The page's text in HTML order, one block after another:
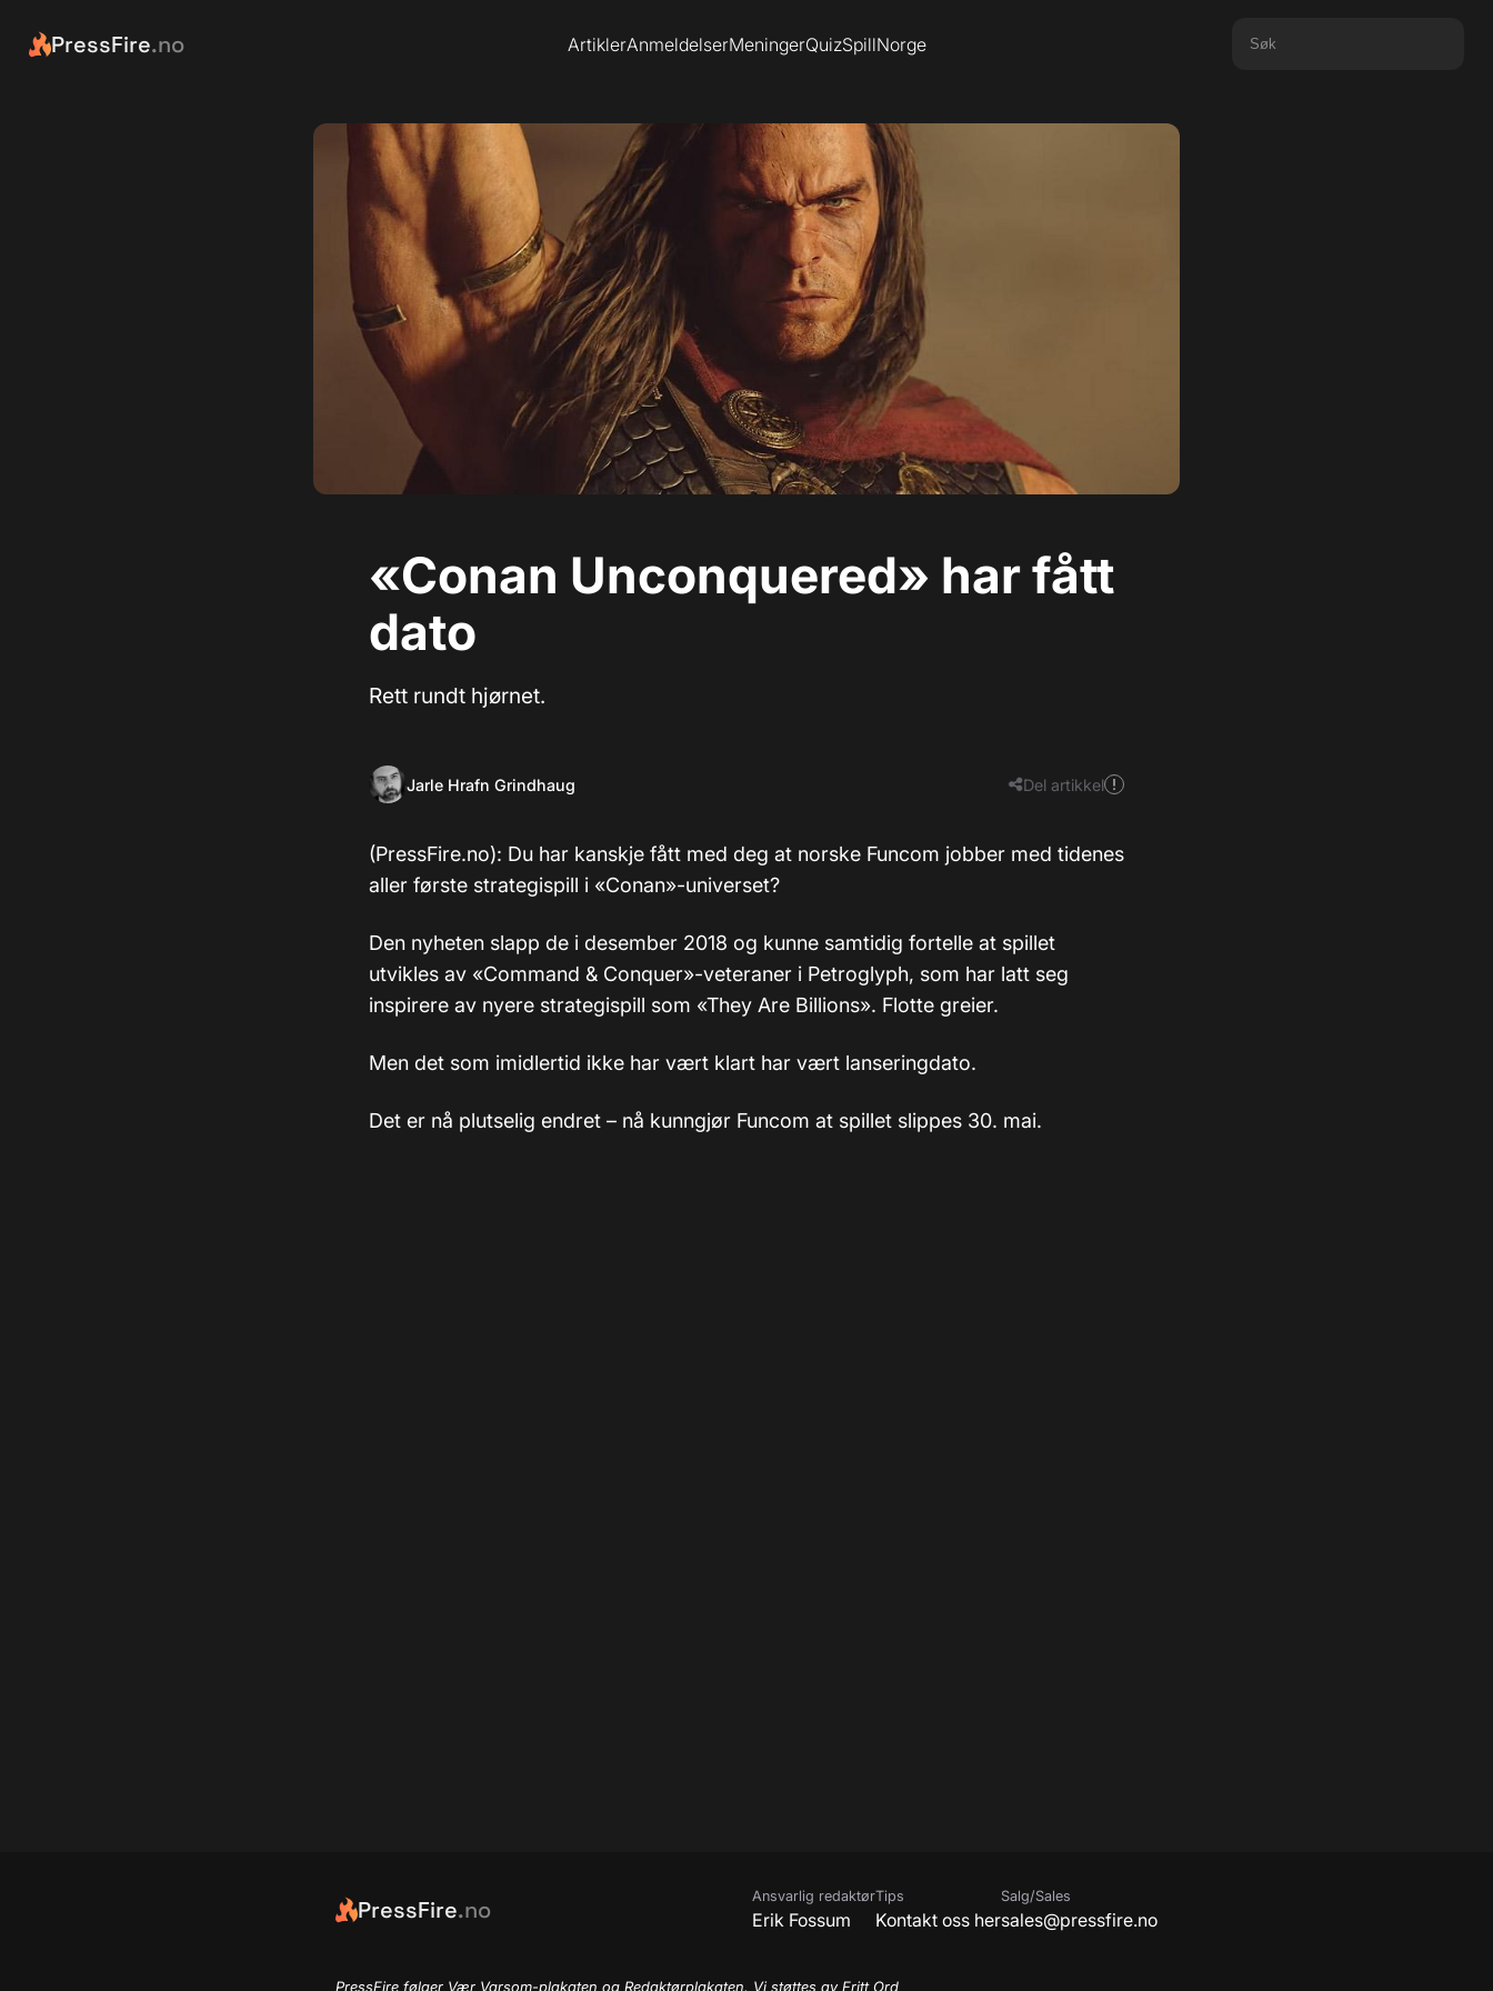
PressFire.no ArtiklerAnmeldelserMeningerQuizSpillNorge
«Conan Unconquered» har fått
dato
Rett rundt hjørnet.
Jarle Hrafn Grindhaug Del artikkel
(PressFire.no): Du har kanskje fått med deg at norske Funcom jobber med tidenes
aller første strategispill i «Conan»-universet?
Den nyheten slapp de i desember 2018 og kunne samtidig fortelle at spillet
utvikles av «Command & Conquer»-veteraner i Petroglyph, som har latt seg
inspirere av nyere strategispill som «They Are Billions». Flotte greier.
Men det som imidlertid ikke har vært klart har vært lanseringdato.
Det er nå plutselig endret – nå kunngjør Funcom at spillet slippes 30. mai.
PressFire.no Ansvarlig redaktør
Erik Fossum
Tips
Kontakt oss her
Salg/Sales
sales@pressfire.no
PressFire følger Vær Varsom-plakaten og Redaktørplakaten. Vi støttes av Fritt Ord